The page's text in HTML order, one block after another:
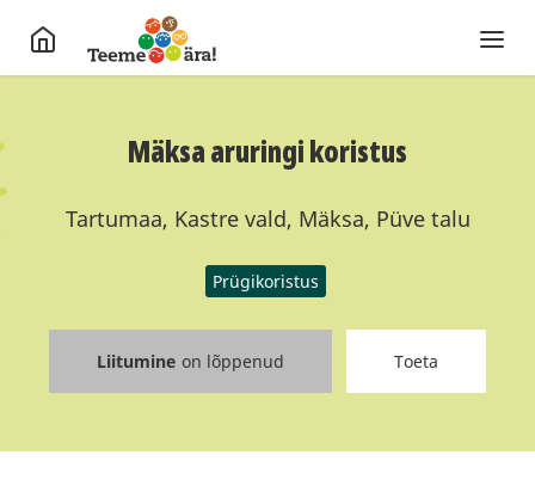
Mäksa aruringi koristus
Tartumaa, Kastre vald, Mäksa, Püve talu
Prügikoristus
Liitumine on lõppenud Toeta